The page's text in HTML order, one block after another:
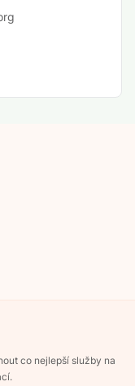
co nejlepší služby na